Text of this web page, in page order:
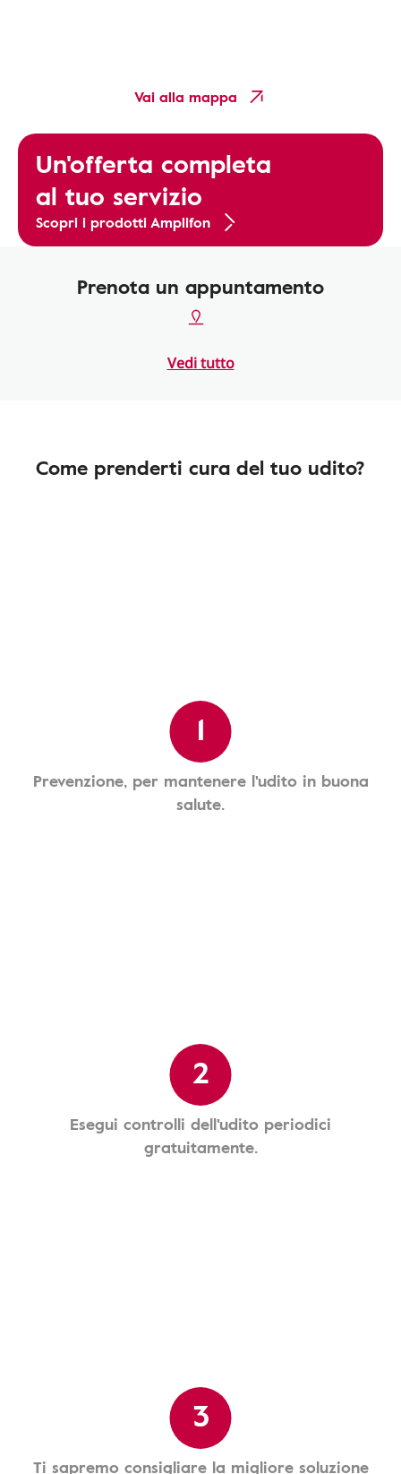
Vai alla mappa
Un'offerta completa
al tuo servizio
Scopri i prodotti Amplifon
Prenota un appuntamento
Vedi tutto
Come prenderti cura del tuo udito?
1
Prevenzione, per mantenere l'udito in buona
salute.
2
Esegui controlli dell'udito periodici
gratuitamente.
3
Ti sapremo consigliare la migliore soluzione